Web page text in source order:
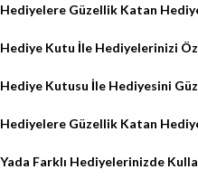
Hediyelere Güzellik Katan
Hediye Kutu İle Hediyelerinizi
Hediye Kutusu İle Hediyesini
Hediyelere Güzellik Katan
Yada Farklı Hediyelerinizde